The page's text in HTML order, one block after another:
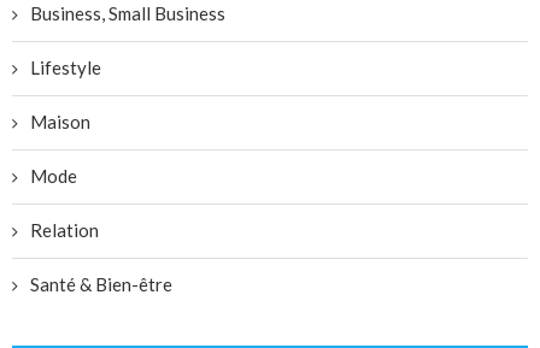
Business, Small Business
Lifestyle
Maison
Mode
Relation
Santé & Bien-être